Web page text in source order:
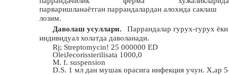
парваришланаётган паррандалардан алохида саклаш
лозим.
Даволаш усуллари.
Паррандалар гурух-гурух ёки
индивидуал холатда даволанади.
Rj; Streptomycin! 25 000000 ED
OleiJecorissterilisata 1000,0
M. f. suspension
D.S. 1 мл дан мушак орасига инфекция учун. Х,ар